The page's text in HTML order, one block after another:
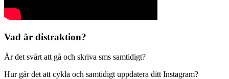
Vad är distraktion?
Är det svårt att gå och skriva sms samtidigt?
Hur går det att cykla och samtidigt uppdatera ditt Instagram?